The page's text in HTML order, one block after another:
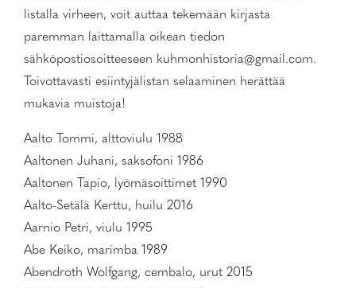
listalla virheen, voit auttaa tekemään kirjasta
paremman laittamalla oikean tiedon
sähköpostiosoitteeseen kuhmonhistoria@gmail.com.
Toivottavasti esiintyjälistan selaaminen herättää
mukavia muistoja!
Aalto Tommi, alttoviulu 1988
Aaltonen Juhani, saksofoni 1986
Aaltonen Tapio, lyömäsoittimet 1990
Aalto-Setälä Kerttu, huilu 2016
Aarnio Petri, viulu 1995
Abe Keiko, marimba 1989
Abendroth Wolfgang, cembalo, urut 2015